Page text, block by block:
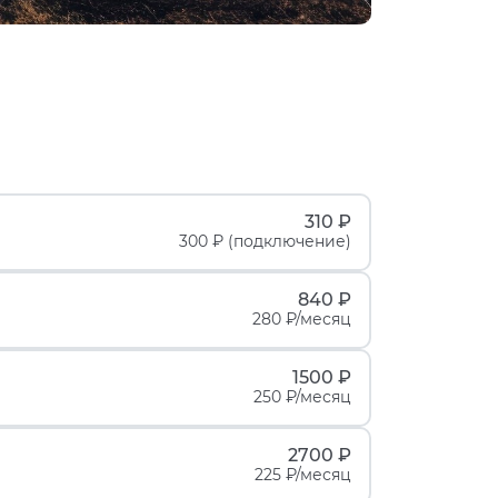
310 ₽
300 ₽ (подключение)
840 ₽
280 ₽/месяц
1500 ₽
250 ₽/месяц
2700 ₽
225 ₽/месяц